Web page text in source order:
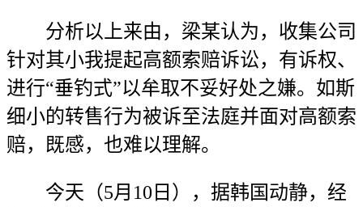
分析以上来由，梁某认为，收集公司
针对其小我提起高额索赔诉讼，有诉权、
进行“垂钓式”以牟取不妥好处之嫌。如斯
细小的转售行为被诉至法庭并面对高额索
赔，既感，也难以理解。
今天（5月10日），据韩国动静，经